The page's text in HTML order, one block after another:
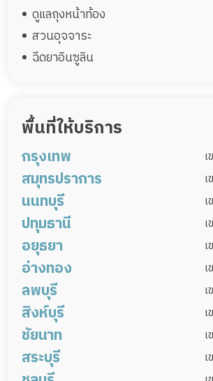
ดูแลถุงหน้าท้อง
สวนอุจจาระ
ฉีดยาอินซูลิน
พื้นที่ให้บริการ
กรุงเทพ
พระนคร ดุสิต หนองจ
บางเขน
ป้อมปราบศัตรูพ่าย
ลาดกระบัง
พญาไท
บ
ห้วยขวาง
บางกอกน้อย
หนองแขม
ดินแดง
จตุจักร
สมุทรปราการ
เมืองสมุทรปราการ
พระประแดง
นนทบุรี
เมืองนนทบุรี
บางบัวทอง
ปทุมธานี
เมืองปทุมธานี
หนองเสือ
สามโคก
อยุธยา
พระนครศรีอยุธยา
บางไทร
บางปะอิน
ผักไห่
ลา
วังน้อย
มหาราช
บ้านแพรก
อ่างทอง
เมืองอ่างทอง
โพธิ์ทอง
สามโก้
ลพบุรี
เมืองลพบุรี โคกสำโ
ท่าวุ้ง
โคกเจริญ
สิงห์บุรี
เมืองสิงห์บุรี
พรหมบุรี
ชัยนาท
เมืองชัยนาท
สระบุรี